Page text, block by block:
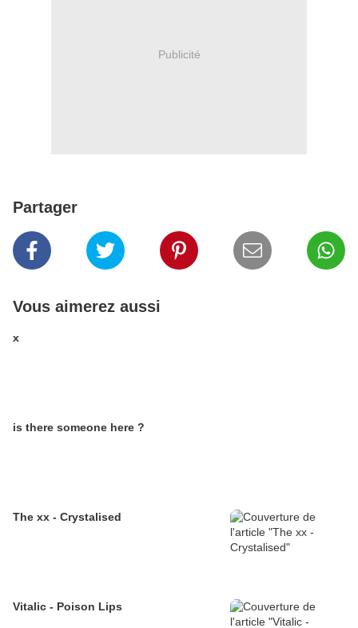
Publicité
Partager
Vous aimerez aussi
x
is there someone here ?
The xx - Crystalised
Vitalic - Poison Lips